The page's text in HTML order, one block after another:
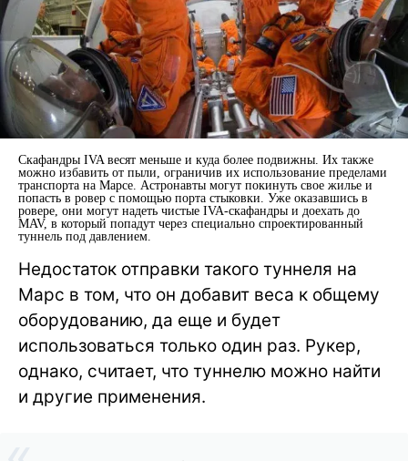
Скафандры IVA весят меньше и куда более подвижны. Их также
можно избавить от пыли, ограничив их использование пределами
транспорта на Марсе. Астронавты могут покинуть свое жилье и
попасть в ровер с помощью порта стыковки. Уже оказавшись в
ровере, они могут надеть чистые IVA-скафандры и доехать до
MAV, в который попадут через специально спроектированный
туннель под давлением.
Недостаток отправки такого туннеля на
Марс в том, что он добавит веса к общему
оборудованию, да еще и будет
использоваться только один раз. Рукер,
однако, считает, что туннелю можно найти
и другие применения.